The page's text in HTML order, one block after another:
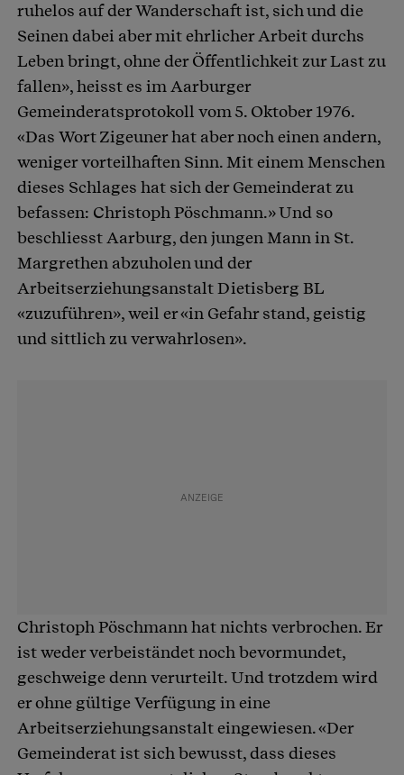
ruhelos auf der Wanderschaft ist, sich und die
Seinen dabei aber mit ehrlicher Arbeit durchs
Leben bringt, ohne der Öffentlichkeit zur Last zu
fallen», heisst es im Aarburger
Gemeinderatsprotokoll vom 5. Oktober 1976.
«Das Wort Zigeuner hat aber noch einen andern,
weniger vorteilhaften Sinn. Mit einem Menschen
dieses Schlages hat sich der Gemeinderat zu
befassen: Christoph Pöschmann.» Und so
beschliesst Aarburg, den jungen Mann in St.
Margrethen abzuholen und der
Arbeitserziehungsanstalt Dietisberg BL
«zuzuführen», weil er «in Gefahr stand, geistig
und sittlich zu verwahrlosen».
Christoph Pöschmann hat nichts verbrochen. Er
ist weder verbeiständet noch bevormundet,
geschweige denn verurteilt. Und trotzdem wird
er ohne gültige Verfügung in eine
Arbeitserziehungsanstalt eingewiesen. «Der
Gemeinderat ist sich bewusst, dass dieses